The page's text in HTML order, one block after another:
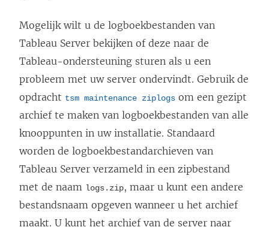
Mogelijk wilt u de logboekbestanden van
Tableau Server bekijken of deze naar de
Tableau-ondersteuning sturen als u een
probleem met uw server ondervindt. Gebruik de
opdracht tsm maintenance ziplogs om een gezipt
archief te maken van logboekbestanden van alle
knooppunten in uw installatie. Standaard
worden de logboekbestandarchieven van
Tableau Server verzameld in een zipbestand
met de naam logs.zip, maar u kunt een andere
bestandsnaam opgeven wanneer u het archief
maakt. U kunt het archief van de server naar